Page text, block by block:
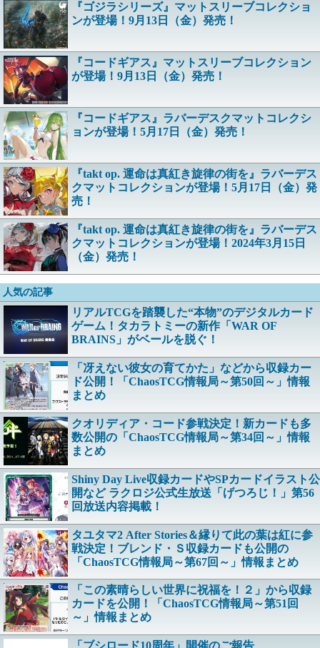
『ゴジラシリーズ』マットスリーブコレクショ
ンが登場！9月13日（金）発売！
『コードギアス』マットスリーブコレクション
が登場！9月13日（金）発売！
『コードギアス』ラバーデスクマットコレクシ
ョンが登場！5月17日（金）発売！
『takt op. 運命は真紅き旋律の街を』ラバーデス
クマットコレクションが登場！5月17日（金）発
売！
『takt op. 運命は真紅き旋律の街を』ラバーデス
クマットコレクションが登場！2024年3月15日
（金）発売！
人気の記事
リアルTCGを踏襲した“本物”のデジタルカード
ゲーム！タカラトミーの新作「WAR OF
BRAINS」がベールを脱ぐ！
「冴えない彼女の育てかた」などから収録カー
ド公開！「ChaosTCG情報局～第50回～」情報
まとめ
クオリディア・コード参戦決定！新カードも多
数公開の「ChaosTCG情報局～第34回～」情報
まとめ
Shiny Day Live収録カードやSPカードイラスト公
開など ラクロジ公式生放送「げつろじ！」第56
回放送内容掲載！
タユタマ2 After Stories＆縁りて此の葉は紅に参
戦決定！ブレンド・Ｓ収録カードも公開の
「ChaosTCG情報局～第67回～」情報まとめ
「この素晴らしい世界に祝福を！２」から収録
カードを公開！「ChaosTCG情報局～第51回
～」情報まとめ